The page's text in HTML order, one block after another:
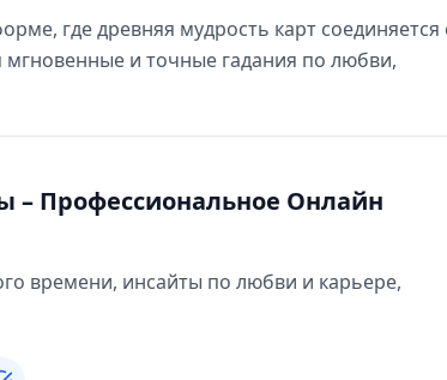
где древняя мудрость карт соединяется
и точные гадания по любви,
– Профессиональное Онлайн
времени, инсайты по любви и карьере,